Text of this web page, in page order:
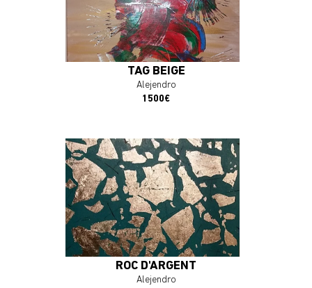
TAG BEIGE
Alejendro
1500€
ROC D'ARGENT
Alejendro
J'ACHÈTE L'OEUVRE
En savoir plus
J'ACHÈTE L'OEUVRE